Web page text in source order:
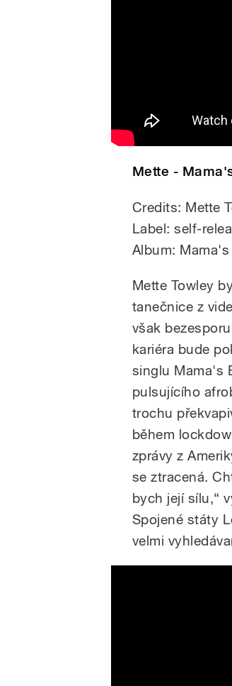
Mette -
Credits: Mette
Label: self-
Album: Mama's
Mette Towley
tanečnice z
však
kariéra bude
singlu Mama's
pulsujícího
trochu
během
zprávy z
se ztracená.
bych její sílu,“
Spojené státy
velmi